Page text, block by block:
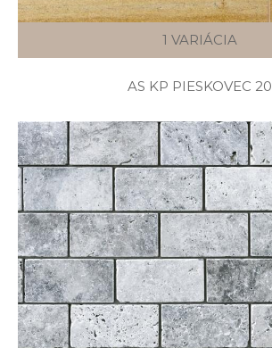
1 VARIÁCIA
AS KP PIESKOVEC 20